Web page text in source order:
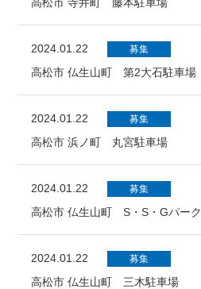
2024.01.22 募集
高松市 仏生山町 第2大石駐車場
2024.01.22 募集
高松市 浜ノ町 丸宮駐車場
2024.01.22 募集
高松市 仏生山町 S・S・Gパーク
2024.01.22 募集
高松市 仏生山町 三木駐車場